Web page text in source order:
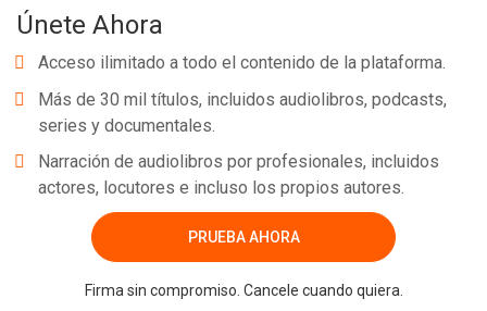
Únete Ahora
Acceso ilimitado a todo el contenido de la plataforma.
Más de 30 mil títulos, incluidos audiolibros, podcasts,
series y documentales.
Narración de audiolibros por profesionales, incluidos
actores, locutores e incluso los propios autores.
PRUEBA AHORA
Firma sin compromiso. Cancele cuando quiera.